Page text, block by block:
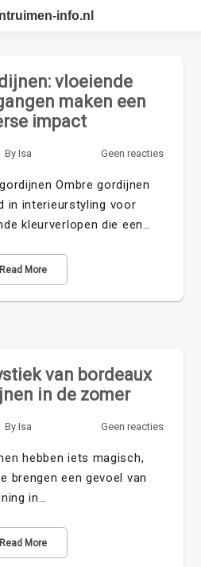
info.nl
vloeiende
maken een
impact
By Isa Geen reacties
Ombre gordijnen
in interieurstyling voor
kleurverlopen die een…
Read More
van bordeaux
in de zomer
By Isa Geen reacties
hebben iets magisch,
brengen een gevoel van
in…
Read More